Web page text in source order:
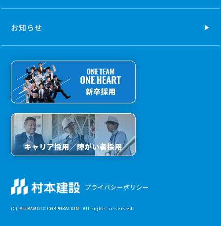
お知らせ
プライバシーポリシー
(C) MURAMOTO CORPORATION. All rights reserved